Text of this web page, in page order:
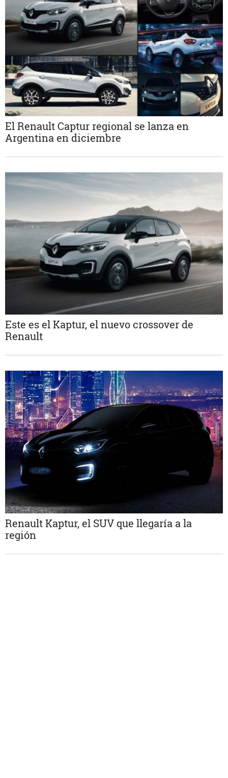
El Renault Captur regional se lanza en
Argentina en diciembre
Este es el Kaptur, el nuevo crossover de
Renault
Renault Kaptur, el SUV que llegaría a la
región